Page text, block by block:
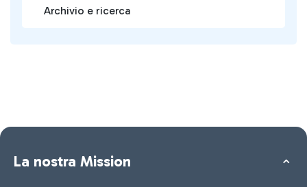
Archivio e ricerca
La nostra Mission